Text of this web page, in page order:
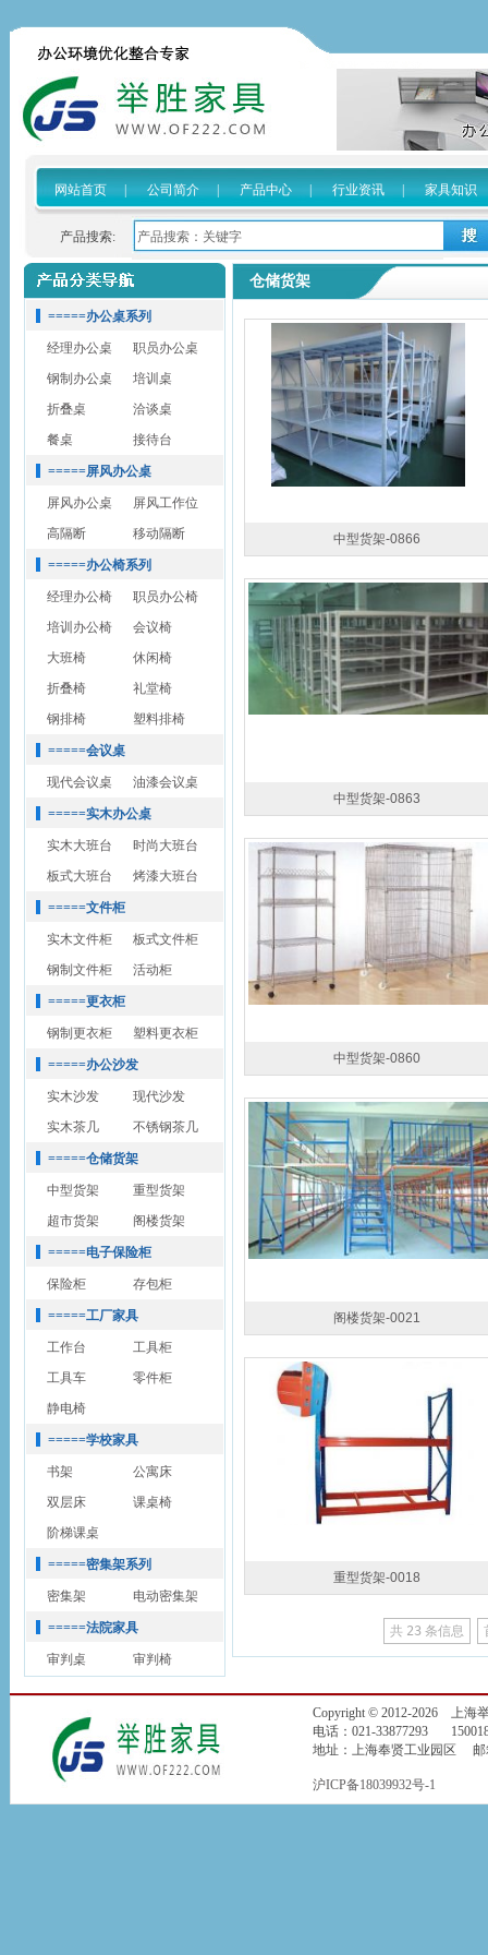
网站首页 公司简介 产品中心 行业资讯 家具知识
产品搜索:
=====办公桌系列
经理办公桌
职员办公桌
钢制办公桌
培训桌
折叠桌
洽谈桌
餐桌
接待台
=====屏风办公桌
屏风办公桌
屏风工作位
高隔断
移动隔断
=====办公椅系列
经理办公椅
职员办公椅
培训办公椅
会议椅
大班椅
休闲椅
折叠椅
礼堂椅
钢排椅
塑料排椅
=====会议桌
现代会议桌 油漆会议桌
=====实木办公桌
实木大班台
时尚大班台
板式大班台
烤漆大班台
=====文件柜
实木文件柜
板式文件柜
钢制文件柜
活动柜
=====更衣柜
钢制更衣柜 塑料更衣柜
=====办公沙发
实木沙发
现代沙发
实木茶几
不锈钢茶几
=====仓储货架
中型货架
重型货架
超市货架
阁楼货架
=====电子保险柜
保险柜 存包柜
=====工厂家具
工作台
工具柜
工具车
零件柜
静电椅
=====学校家具
书架
公寓床
双层床
课桌椅
阶梯课桌
=====密集架系列
密集架 电动密集架
=====法院家具
审判桌 审判椅
仓储货架
中型货架-0866
中型货架-0863
中型货架-0860
阁楼货架-0021
重型货架-0018
共 23条信息
Copyright © 2012-2026 上海
电话：021-33877293
地址：上海奉贤工业园区 邮
沪ICP备18039932号-1